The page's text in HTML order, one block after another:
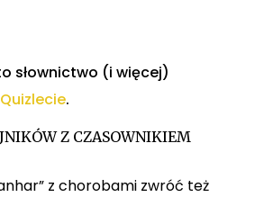
słownictwo (i więcej)
.
Z CZASOWNIKIEM
z chorobami zwróć też